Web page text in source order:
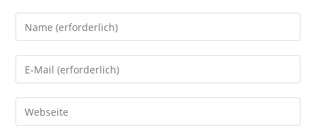
Gib
deinen
Namen
oder
Benutzernamen
zum
Gib
deine
E-
Mail-
Gib
deine